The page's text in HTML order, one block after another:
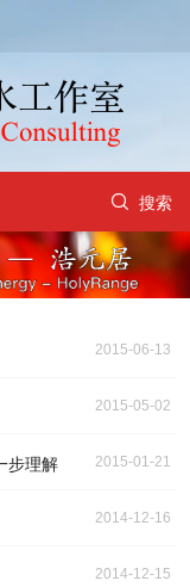
 搜索
2015-06-13
2015-05-02
步理解 2015-01-21
2014-12-16
2014-12-15